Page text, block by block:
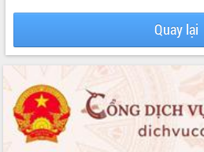
UBND CÁC XÃ, PHƯỜNG
THÔNG TIN CHỈ ĐẠO ĐIỀU HÀNH
VĂN BẢN HĐND TỈNH
ĐIỂM TIN VĂN BẢN
Quay lại